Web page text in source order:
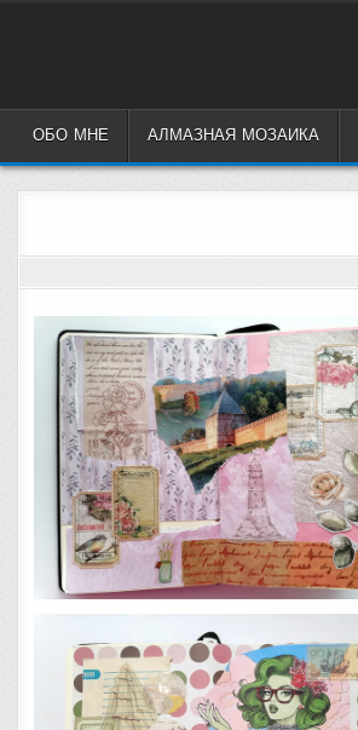
ОБО МНЕ АЛМАЗНАЯ МОЗАИКА